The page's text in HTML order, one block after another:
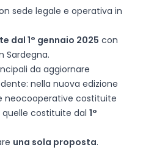
sede legale e operativa in
dal 1° gennaio 2025 con
Sardegna.
da aggiornare
nella nuova edizione
neocooperative costituite
quelle costituite dal 1°
una sola proposta.